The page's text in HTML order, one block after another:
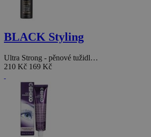
BLACK Styling
Ultra Strong - pěnové tužidl…
210 Kč 169 Kč